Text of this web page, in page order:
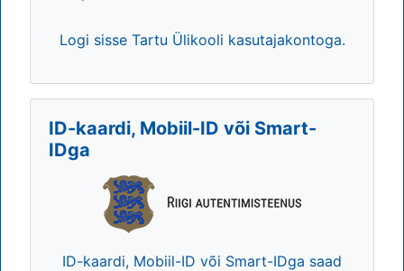
Logi sisse Tartu Ülikooli kasutajakontoga.
ID-kaardi, Mobiil-ID või Smart-
IDga
ID-kaardi, Mobiil-ID või Smart-IDga saad